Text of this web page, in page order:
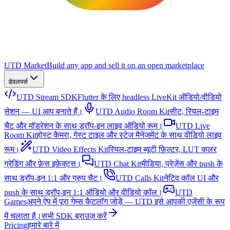
UTD MarketBuild any app and sell it on an open marketplace
डेवलपर्स
UTD Stream SDKFlutter के लिए headless LiveKit ऑडियो/वीडियो
सेशन — UI आप बनाते हैं।
UTD Audio Room Kitसीट, रियल-टाइम
चैट और मॉडरेशन के साथ ड्रॉप-इन लाइव ऑडियो रूम।
UTD Live
Room Kitहोस्ट कैमरा, गेस्ट टाइल और स्टेज मैनेजमेंट के साथ वीडियो लाइव
रूम।
UTD Video Effects Kitरियल-टाइम ब्यूटी फ़िल्टर, LUT कलर
ग्रेडिंग और फ़ेस इफ़ेक्ट्स।
UTD Chat Kitमीडिया, प्रेज़ेंस और push के
साथ ड्रॉप-इन 1:1 और ग्रुप चैट।
UTD Calls Kitनेटिव कॉल UI और
push के साथ ड्रॉप-इन 1:1 ऑडियो और वीडियो कॉल।
UTD
Gamesअपने ऐप में पूरा गेम्स कैटलॉग जोड़ें — UTD इसे आपकी एजेंसी के रूप
में चलाता है।सभी SDK ब्राउज़ करें
Pricingहमारे बारे में